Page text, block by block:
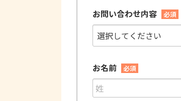
お問い合わせ内容 必須
お名前 必須